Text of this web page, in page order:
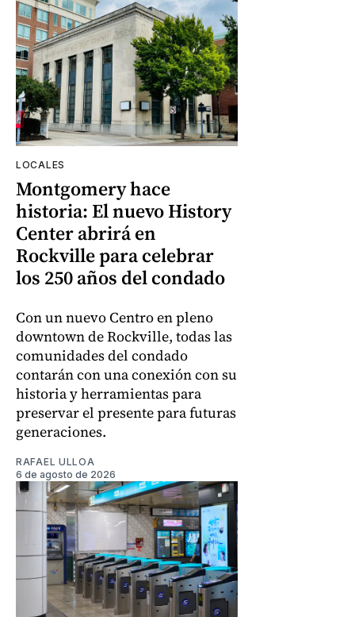
LOCALES
Montgomery hace
historia: El nuevo History
Center abrirá en
Rockville para celebrar
los 250 años del condado
Con un nuevo Centro en pleno
downtown de Rockville, todas las
comunidades del condado
contarán con una conexión con su
historia y herramientas para
preservar el presente para futuras
generaciones.
RAFAEL ULLOA
6 de agosto de 2026